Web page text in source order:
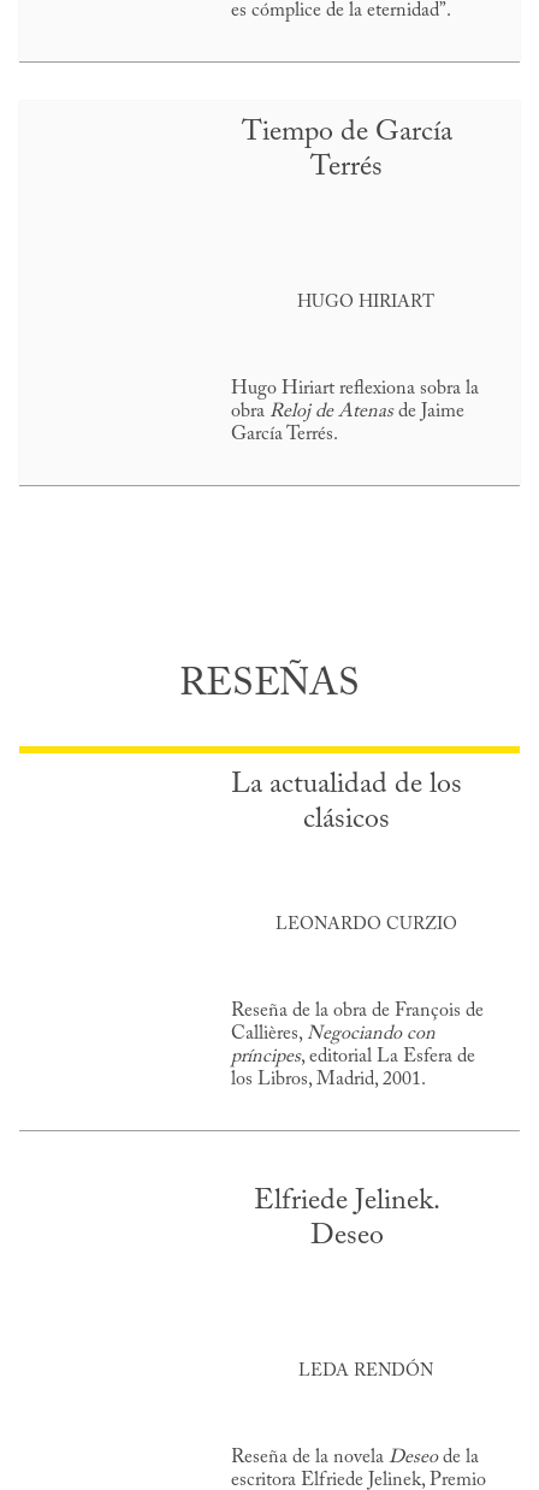
es cómplice de la eternidad”.
Tiempo de García
Terrés
HUGO HIRIART
Hugo Hiriart reflexiona sobra la
obra Reloj de Atenasde Jaime
García Terrés.
RESEÑAS
La actualidad de los
clásicos
LEONARDO CURZIO
Reseña de la obra de François de
Callières, Negociando con
príncipes, editorial La Esfera de
los Libros, Madrid, 2001.
Elfriede Jelinek.
Deseo
LEDA RENDÓN
Reseña de la novela Deseode la
escritora Elfriede Jelinek, Premio